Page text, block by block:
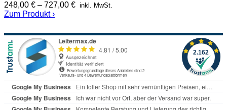
248,00 € – 727,00 € inkl. MwSt.
Zum Produkt ›